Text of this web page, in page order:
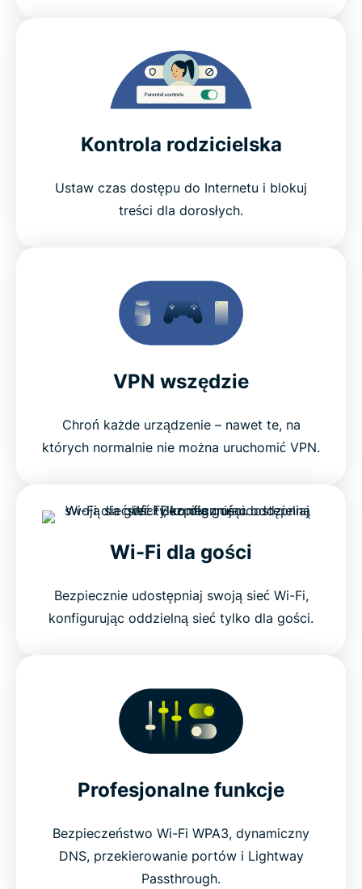
Kontrola rodzicielska
Ustaw czas dostępu do Internetu i blokuj
treści dla dorosłych.
VPN wszędzie
Chroń każde urządzenie – nawet te, na
których normalnie nie można uruchomić VPN.
Wi-Fi dla gości
Bezpiecznie udostępniaj swoją sieć Wi-Fi,
konfigurując oddzielną sieć tylko dla gości.
Profesjonalne funkcje
Bezpieczeństwo Wi-Fi WPA3, dynamiczny
DNS, przekierowanie portów i Lightway
Passthrough.